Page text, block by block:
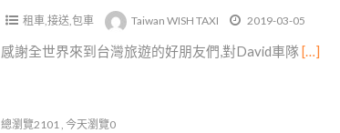
租車,接送,包車 Taiwan WISH TAXI 2019-03-05
感謝全世界來到台灣旅遊的好朋友們,對David車隊 […]
總瀏覽2101 , 今天瀏覽0